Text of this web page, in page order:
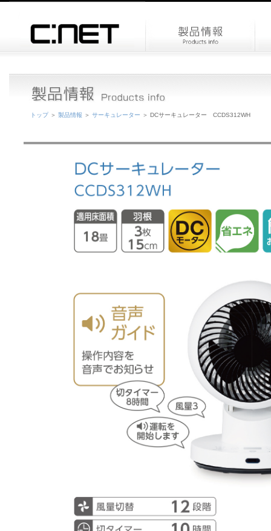
トップ＞ 製品情報 ＞ サーキュレーター ＞ DCサーキュレーター CCDS312WH